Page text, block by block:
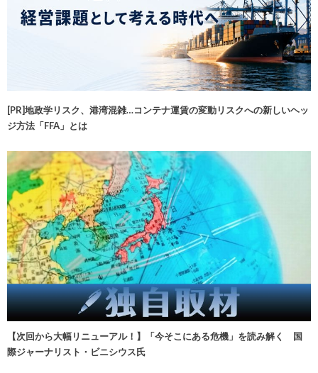
[PR]地政学リスク、港湾混雑…コンテナ運賃の変動リスクへの新しいヘッ
ジ方法「FFA」とは
【次回から大幅リニューアル！】「今そこにある危機」を読み解く 国
際ジャーナリスト・ビニシウス氏